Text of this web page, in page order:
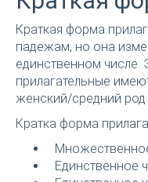
Краткая форма
падежам, но она
единственном числе.
прилагательные
женский/средний род
Кратка форма
Единственное